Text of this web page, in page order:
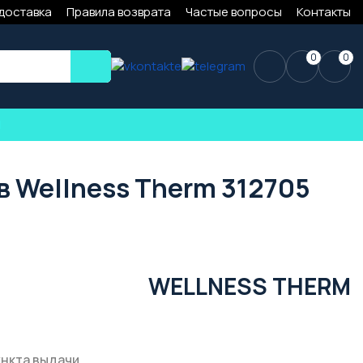
Правила возврата Частые вопросы Контакты
0 0
Wellness Therm 312705
WELLNESS THERM